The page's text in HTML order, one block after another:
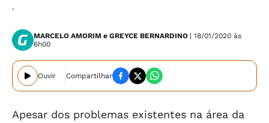
.
MARCELO AMORIM e GREYCE BERNARDINO | 18/01/2020 às
6h00
Ouvir Compartilhar
Apesar dos problemas existentes na área da